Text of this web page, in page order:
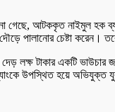
আটককৃত নাইমুল হক
পালানোর চেষ্টা
লক্ষ টাকার একটি
উপস্থিত হয়ে